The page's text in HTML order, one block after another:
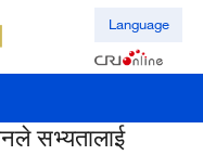
Language
सभ्यतालाई